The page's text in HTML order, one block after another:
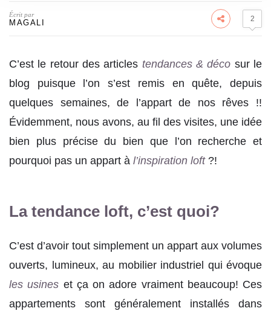
Écrit par
MAGALI 2
C’est le retour des articles tendances & déco sur le
blog puisque l’on s’est remis en quête, depuis
quelques semaines, de l’appart de nos rêves !!
Évidemment, nous avons, au fil des visites, une idée
bien plus précise du bien que l’on recherche et
pourquoi pas un appart à l’inspiration loft?!
La tendance loft, c’est quoi?
C’est d’avoir tout simplement un appart aux volumes
ouverts, lumineux, au mobilier industriel qui évoque
les usines et ça on adore vraiment beaucoup! Ces
appartements sont généralement installés dans